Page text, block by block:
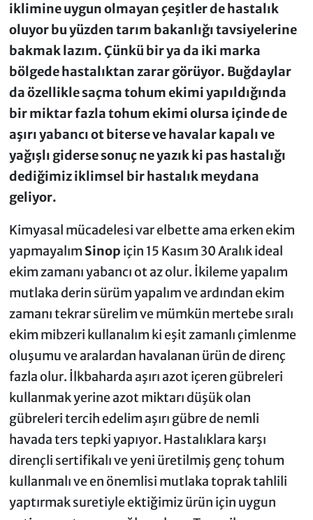
iklimine uygun olmayan çeşitler de hastalık
oluyor bu yüzden tarım bakanlığı tavsiyelerine
bakmak lazım. Çünkü bir ya da iki marka
bölgede hastalıktan zarar görüyor. Buğdaylar
da özellikle saçma tohum ekimi yapıldığında
bir miktar fazla tohum ekimi olursa içinde de
aşırı yabancı ot biterse ve havalar kapalı ve
yağışlı giderse sonuç ne yazık ki pas hastalığı
dediğimiz iklimsel bir hastalık meydana
geliyor.
Kimyasal mücadelesi var elbette ama erken ekim
yapmayalım Sinop için 15 Kasım 30 Aralık ideal
ekim zamanı yabancı ot az olur. İkileme yapalım
mutlaka derin sürüm yapalım ve ardından ekim
zamanı tekrar sürelim ve mümkün mertebe sıralı
ekim mibzeri kullanalım ki eşit zamanlı çimlenme
oluşumu ve aralardan havalanan ürün de direnç
fazla olur. İlkbaharda aşırı azot içeren gübreleri
kullanmak yerine azot miktarı düşük olan
gübreleri tercih edelim aşırı gübre de nemli
havada ters tepki yapıyor. Hastalıklara karşı
dirençli sertifikalı ve yeni üretilmiş genç tohum
kullanmalı ve en önemlisi mutlaka toprak tahlili
yaptırmak suretiyle ektiğimiz ürün için uygun